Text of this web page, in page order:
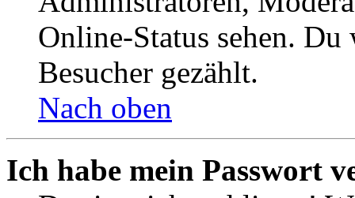
Online-Status sehen.
Besucher gezählt.
Nach oben
Ich habe mein Passwort